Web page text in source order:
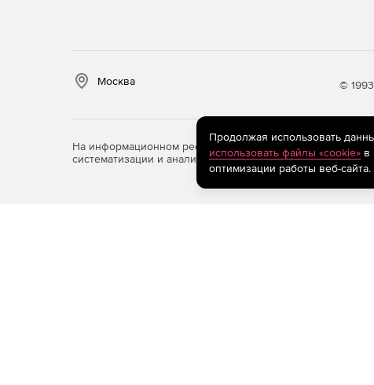
Москва ©
На информационном ресурсе store.softline.ru применяются
систематизации и анализа сведений, относящихся к
Продолжая использовать
использовать файлы «cookie»в
оптимизации работы веб-сайта.